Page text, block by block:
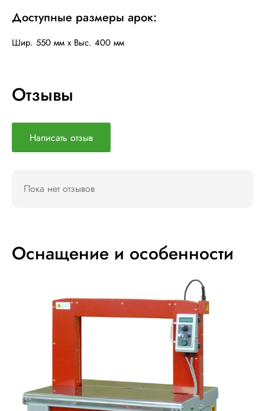
Доступные размеры арок:
Шир. 550 мм x Выс. 400 мм
Отзывы
Написать отзыв
Пока нет отзывов
Оснащение и особенности